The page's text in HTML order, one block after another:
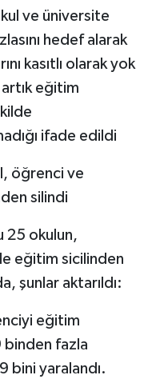
ve üniversite
hedef alarak
kasıtlı olarak yok
eğitim
ifade edildi
öğrenci ve
silindi
25 okulun,
eğitim sicilinden
şunlar aktarıldı:
eğitim
binden fazla
bini yaralandı.